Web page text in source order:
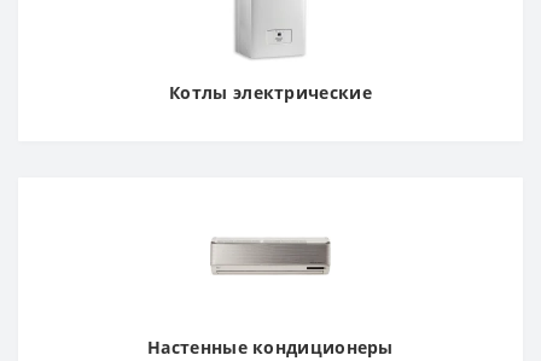
Котлы электрические
Настенные кондиционеры